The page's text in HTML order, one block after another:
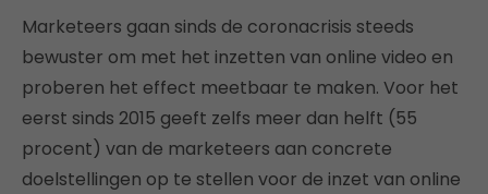
Marketeers gaan sinds de coronacrisis steeds
bewuster om met het inzetten van online video en
proberen het effect meetbaar te maken. Voor het
eerst sinds 2015 geeft zelfs meer dan helft (55
procent) van de marketeers aan concrete
doelstellingen op te stellen voor de inzet van online